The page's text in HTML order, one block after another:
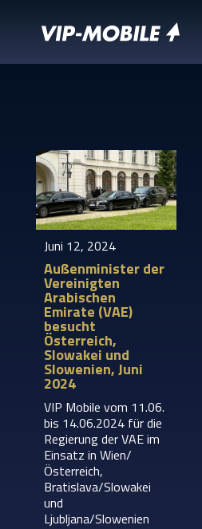
Juni 12, 2024
Außenminister der
Vereinigten
Arabischen
Emirate (VAE)
besucht
Österreich,
Slowakei und
Slowenien, Juni
2024
VIP Mobile vom 11.06.
bis 14.06.2024 für die
Regierung der VAE im
Einsatz in Wien/
Österreich,
Bratislava/Slowakei
und
Ljubljana/Slowenien